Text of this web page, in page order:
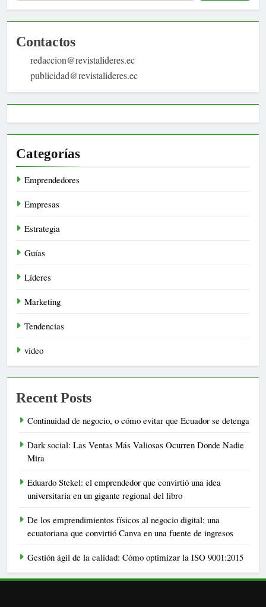
Contactos
redaccion@revistalideres.ec
publicidad@revistalideres.ec
Categorías
Emprendedores
Empresas
Estrategia
Guías
Líderes
Marketing
Tendencias
video
Recent Posts
Continuidad de negocio, o cómo evitar que Ecuador se detenga
Dark social: Las Ventas Más Valiosas Ocurren Donde Nadie
Mira
Eduardo Stekel: el emprendedor que convirtió una idea
universitaria en un gigante regional del libro
De los emprendimientos físicos al negocio digital: una
ecuatoriana que convirtió Canva en una fuente de ingresos
Gestión ágil de la calidad: Cómo optimizar la ISO 9001:2015